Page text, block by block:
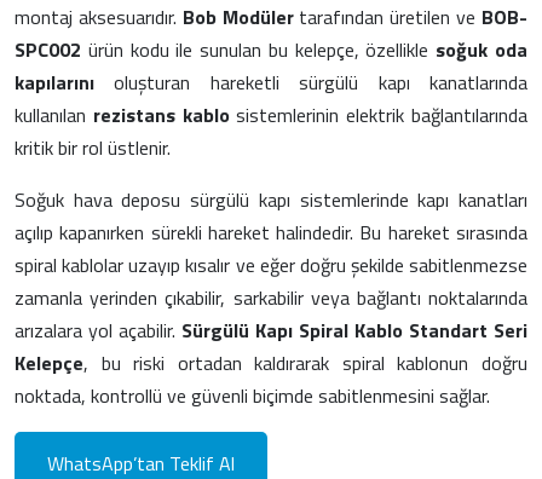
montaj aksesuarıdır. Bob Modülertarafından üretilen ve BOB-
SPC002 ürün kodu ile sunulan bu kelepçe, özellikle soğuk oda
kapılarını oluşturan hareketli sürgülü kapı kanatlarında
kullanılan rezistans kablosistemlerinin elektrik bağlantılarında
kritik bir rol üstlenir.
Soğuk hava deposu sürgülü kapı sistemlerinde kapı kanatları
açılıp kapanırken sürekli hareket halindedir. Bu hareket sırasında
spiral kablolar uzayıp kısalır ve eğer doğru şekilde sabitlenmezse
zamanla yerinden çıkabilir, sarkabilir veya bağlantı noktalarında
arızalara yol açabilir. Sürgülü Kapı Spiral Kablo Standart Seri
Kelepçe, bu riski ortadan kaldırarak spiral kablonun doğru
noktada, kontrollü ve güvenli biçimde sabitlenmesini sağlar.
WhatsApp’tan Teklif Al